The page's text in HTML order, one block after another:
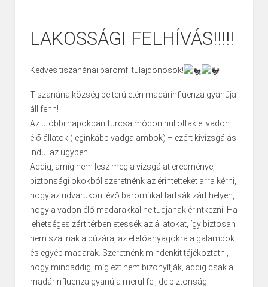
LAKOSSÁGI FELHÍVÁS!!!!!
Kedves tiszanánai baromfi tulajdonosok!
Tiszanána község belterületén madárinfluenza gyanúja
áll fenn!
Az utóbbi napokban furcsa módon hullottak el vadon
élő állatok (leginkább vadgalambok) – ezért kivizsgálás
indul az ügyben.
Addig, amíg nem lesz meg a vizsgálat eredménye,
biztonsági okokból szeretnénk az érintetteket arra kérni,
hogy az udvarukon lévő baromfikat tartsák zárt helyen,
hogy a vadon élő madarakkal ne tudjanak érintkezni. Ha
lehetséges zárt térben etessék az állatokat, így biztosan
nem szállnak a búzára, az etetőanyagokra a galambok
és egyéb madarak. Szeretnénk mindenkit tájékoztatni,
hogy mindaddig, míg ezt nem bizonyítják, addig csak a
madárinfluenza gyanúja merül fel, de biztonsági